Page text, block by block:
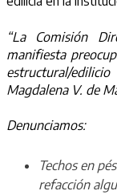
“La Comisión
manifiesta
estructural/
Magdalena V. de
Denunciamos:
Techos en
refacción